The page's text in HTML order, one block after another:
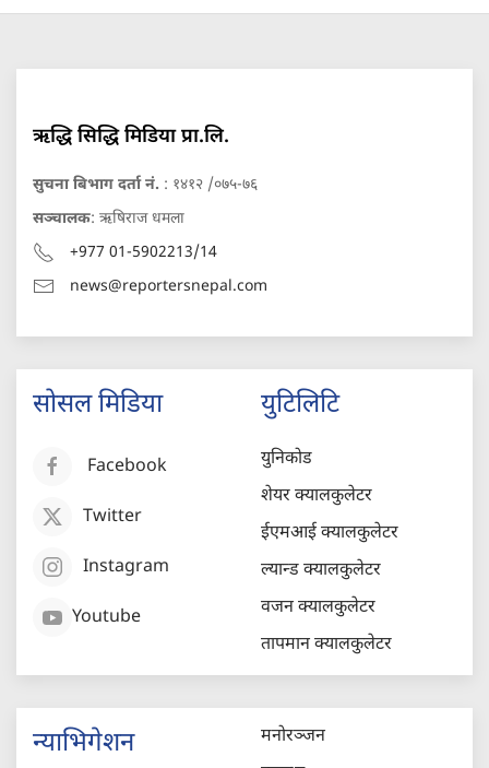
ऋद्धि सिद्धि मिडिया प्रा.लि.
सुचना बिभाग दर्ता नं. : १४१२ /०७५-७६
सञ्चालक: ऋषिराज धमला
+977 01-5902213/14
news@reportersnepal.com
सोसल मिडिया
Facebook
Twitter
Instagram
Youtube
युटिलिटि
युनिकोड
शेयर क्यालकुलेटर
ईएमआई क्यालकुलेटर
ल्यान्ड क्यालकुलेटर
वजन क्यालकुलेटर
तापमान क्यालकुलेटर
न्याभिगेशन
मनोरञ्जन